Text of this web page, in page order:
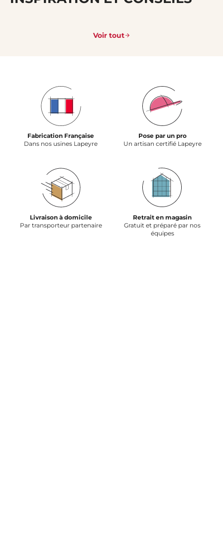
Voir tout
Fabrication Française
Dans nos usines Lapeyre
Pose par un pro
Un artisan certifié Lapeyre
Livraison à domicile
Par transporteur partenaire
Retrait en magasin
Gratuit et préparé par nos
équipes